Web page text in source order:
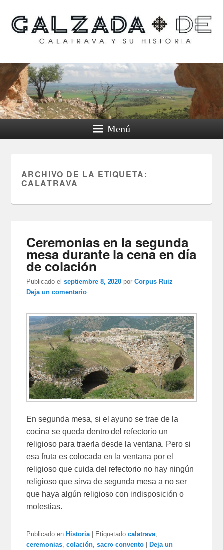
Calzada de Calatrava y
su historia
Menú
ARCHIVO DE LA ETIQUETA:
CALATRAVA
Ceremonias en la segunda
mesa durante la cena en día
de colación
Publicado el septiembre 8, 2020 porCorpus Ruiz —
Deja un comentario
En segunda mesa, si el ayuno se trae de la
cocina se queda dentro del refectorio un
religioso para traerla desde la ventana. Pero si
esa fruta es colocada en la ventana por el
religioso que cuida del refectorio no hay ningún
religioso que sirva de segunda mesa a no ser
que haya algún religioso con indisposición o
molestias.
Publicado en Historia Etiquetado calatrava,
ceremonias,colación,sacro convento
Deja un